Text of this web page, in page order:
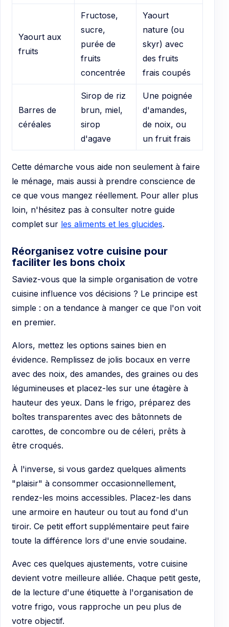
Yaourt aux
fruits
Fructose,
sucre,
purée de
fruits
concentrée
Yaourt
nature (ou
skyr) avec
des fruits
frais coupés
Barres de
céréales
Sirop de riz
brun, miel,
sirop
d'agave
Une poignée
d'amandes,
de noix, ou
un fruit frais
Cette démarche vous aide non seulement à faire
le ménage, mais aussi à prendre conscience de
ce que vous mangez réellement. Pour aller plus
loin, n'hésitez pas à consulter notre guide
complet sur les aliments et les glucides.
Réorganisez votre cuisine pour
faciliter les bons choix
Saviez-vous que la simple organisation de votre
cuisine influence vos décisions ? Le principe est
simple : on a tendance à manger ce que l'on voit
en premier.
Alors, mettez les options saines bien en
évidence. Remplissez de jolis bocaux en verre
avec des noix, des amandes, des graines ou des
légumineuses et placez-les sur une étagère à
hauteur des yeux. Dans le frigo, préparez des
boîtes transparentes avec des bâtonnets de
carottes, de concombre ou de céleri, prêts à
être croqués.
À l'inverse, si vous gardez quelques aliments
"plaisir" à consommer occasionnellement,
rendez-les moins accessibles. Placez-les dans
une armoire en hauteur ou tout au fond d'un
tiroir. Ce petit effort supplémentaire peut faire
toute la différence lors d'une envie soudaine.
Avec ces quelques ajustements, votre cuisine
devient votre meilleure alliée. Chaque petit geste,
de la lecture d'une étiquette à l'organisation de
votre frigo, vous rapproche un peu plus de
votre objectif.